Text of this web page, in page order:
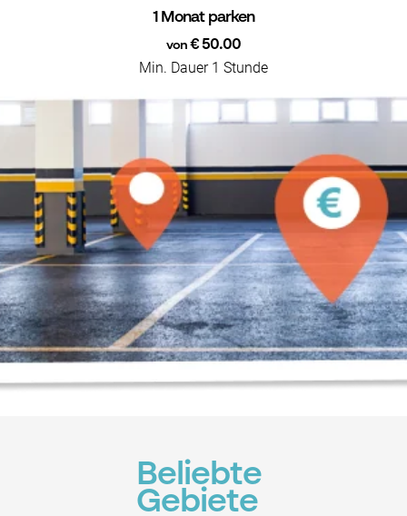
1 Monat parken
von€ 50.00
Min. Dauer 1 Stunde
Beliebte
Gebiete